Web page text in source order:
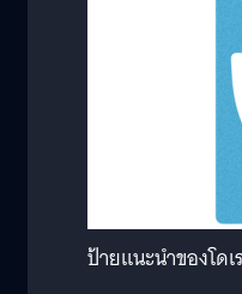
ป้ายแนะนำของโด